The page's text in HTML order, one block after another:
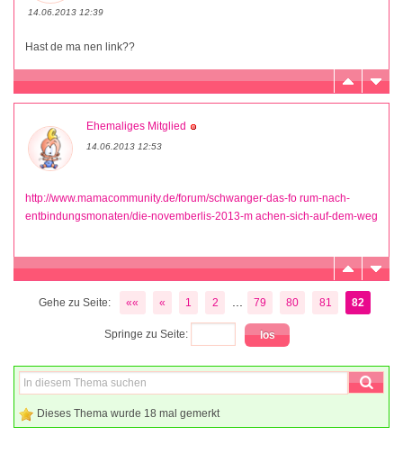
14.06.2013 12:39
Hast de ma nen link??
Ehemaliges Mitglied
14.06.2013 12:53
http://www.mamacommunity.de/forum/schwanger-das-fo rum-nach-
entbindungsmonaten/die-novemberlis-2013-m achen-sich-auf-dem-weg
Gehe zu Seite: «« « 1 2 79 80 81 82
Springe zu Seite:
Dieses Thema wurde 18 mal gemerkt